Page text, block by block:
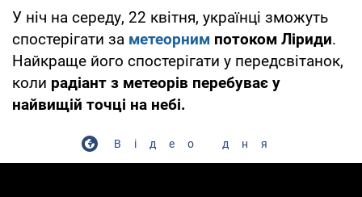
У ніч на середу, 22 квітня, українці зможуть
спостерігати за метеорним потоком Ліриди.
Найкраще його спостерігати у передсвітанок,
коли радіант з метеорів перебуває у
найвищій точці на небі.
Відео дня